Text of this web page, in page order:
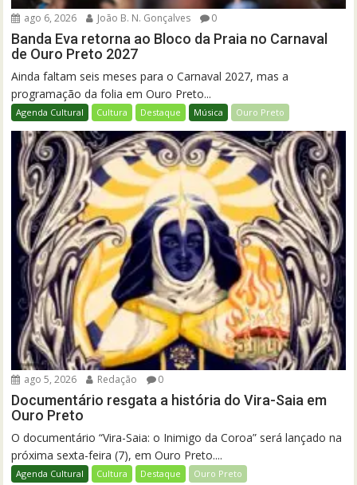
ago 6, 2026 João B. N. Gonçalves 0
Banda Eva retorna ao Bloco da Praia no Carnaval
de Ouro Preto 2027
Ainda faltam seis meses para o Carnaval 2027, mas a
programação da folia em Ouro Preto...
Agenda Cultural Cultura Destaque Música Ouro Preto
ago 5, 2026 Redação 0
Documentário resgata a história do Vira-Saia em
Ouro Preto
O documentário “Vira-Saia: o Inimigo da Coroa” será lançado na
próxima sexta-feira (7), em Ouro Preto....
Agenda Cultural Cultura Destaque Ouro Preto